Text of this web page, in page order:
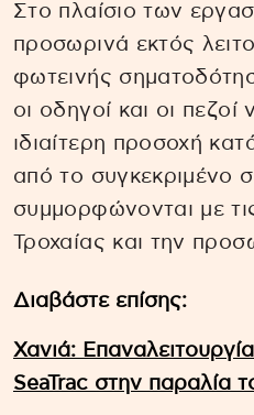
Στο πλαίσιο των
προσωρινά εκτός
φωτεινής
οι οδηγοί και οι πεζοί
ιδιαίτερη προσοχή
από το συγκεκριμένο
συμμορφώνονται με
Τροχαίας και την
Διαβάστε επίσης:
Χανιά:
SeaTrac στην παραλία